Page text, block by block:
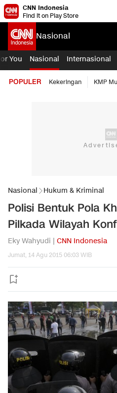
CNN Indonesia
Find it on Play Store
Nasional
You Nasional Internasional
POPULER Kekeringan KMP
Nasional Hukum & Kriminal
Polisi Bentuk Pola
Pilkada Wilayah
Eky Wahyudi | CNN Indonesia
Jumat, 14 Agu 2015 06:03 WIB